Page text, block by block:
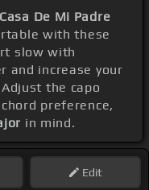
De Mi Padre
with these
slow with
and increase your
the capo
preference,
in mind.
Edit